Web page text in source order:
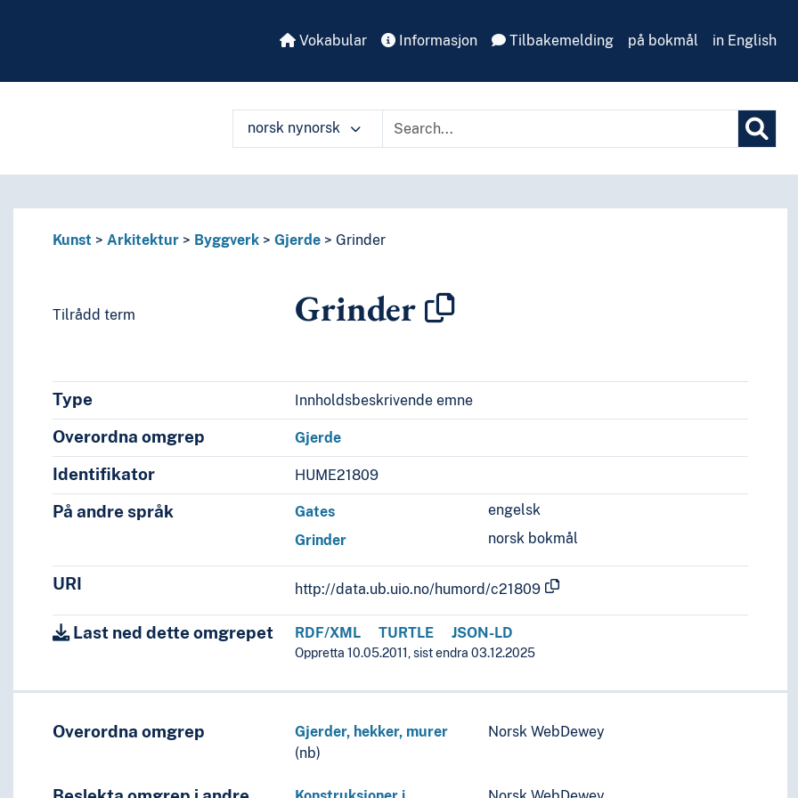
Vokabular Informasjon Tilbakemelding på bokmål in English
norsk nynorsk
Kunst Arkitektur Byggverk Gjerde Grinder
Tilrådd term Grinder
Type Innholdsbeskrivende emne
Overordna omgrep Gjerde
Identifikator HUME21809
På andre språk engelsk
Gates
norsk bokmål
Grinder
URI http://data.ub.uio.no/humord/c21809
Last ned dette omgrepet RDF/XML TURTLE JSON-LD
Oppretta 10.05.2011, sist endra 03.12.2025
Overordna omgrep
Gjerder, hekker, murer
(nb)
Norsk WebDewey